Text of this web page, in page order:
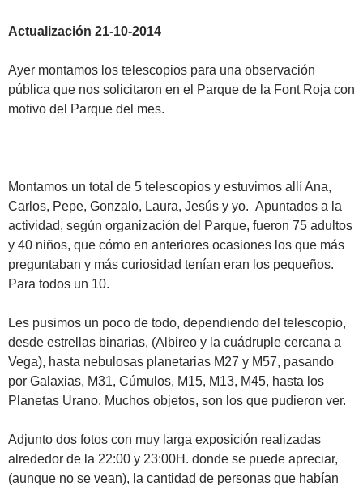
Actualización 21-10-2014
Ayer montamos los telescopios para una observación
pública que nos solicitaron en el Parque de la Font Roja con
motivo del Parque del mes.
Montamos un total de 5 telescopios y estuvimos allí Ana,
Carlos, Pepe, Gonzalo, Laura, Jesús y yo. Apuntados a la
actividad, según organización del Parque, fueron 75 adultos
y 40 niños, que cómo en anteriores ocasiones los que más
preguntaban y más curiosidad tenían eran los pequeños.
Para todos un 10.
Les pusimos un poco de todo, dependiendo del telescopio,
desde estrellas binarias, (Albireo y la cuádruple cercana a
Vega), hasta nebulosas planetarias M27 y M57, pasando
por Galaxias, M31, Cúmulos, M15, M13, M45, hasta los
Planetas Urano. Muchos objetos, son los que pudieron ver.
Adjunto dos fotos con muy larga exposición realizadas
alrededor de la 22:00 y 23:00H. donde se puede apreciar,
(aunque no se vean), la cantidad de personas que habían